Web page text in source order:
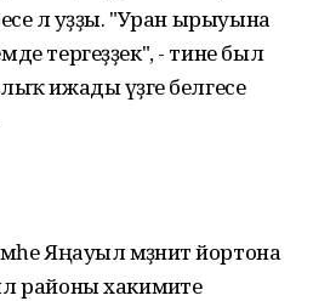
лә уҙҙы. "Уран ырыуына
тергеҙҙек", - тине был
ижады үҙәге белгесе
Яңауыл мәҙәниәт йортона
районы хакимиәте